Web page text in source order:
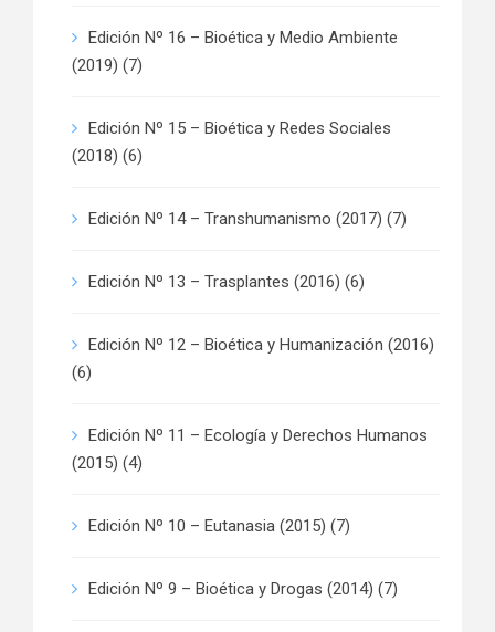
Edición Nº 16 – Bioética y Medio Ambiente
(2019) (7)
Edición Nº 15 – Bioética y Redes Sociales
(2018) (6)
Edición Nº 14 – Transhumanismo (2017) (7)
Edición Nº 13 – Trasplantes (2016) (6)
Edición Nº 12 – Bioética y Humanización (2016)
(6)
Edición Nº 11 – Ecología y Derechos Humanos
(2015) (4)
Edición Nº 10 – Eutanasia (2015) (7)
Edición Nº 9 – Bioética y Drogas (2014) (7)